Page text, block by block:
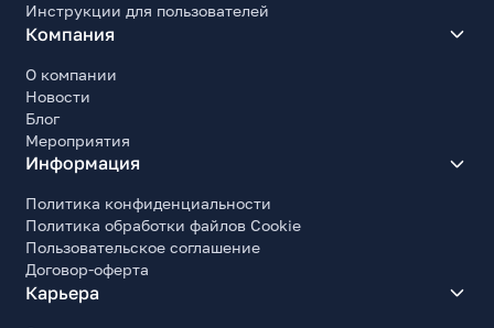
Инструкции для пользователей
Компания
О компании
Новости
Блог
Мероприятия
Информация
Политика конфиденциальности
Политика обработки файлов Cookie
Пользовательское соглашение
Договор-оферта
Карьера